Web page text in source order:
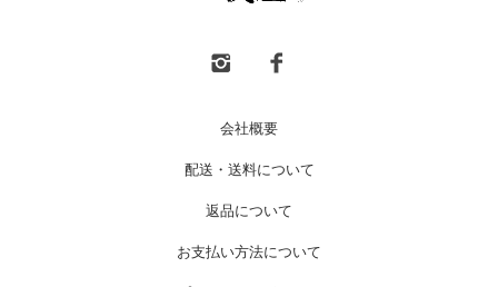
会社概要
配送・送料について
返品について
お支払い方法について